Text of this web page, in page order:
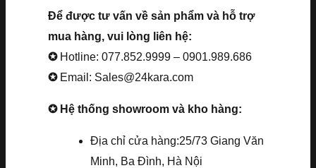
Để được tư vấn về sản phẩm và hỗ trợ
mua hàng, vui lòng liên hệ:
✪ Hotline: 077.852.9999 – 0901.989.686
✪ Email: Sales@24kara.com
✪ Hệ thống showroom và kho hàng:
Địa chỉ cửa hàng:25/73 Giang Văn
Minh, Ba Đình, Hà Nội